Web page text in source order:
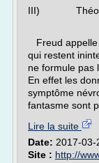
III) Théorie
Freud appelle
qui restent
ne formule pas
En effet les
symptôme
fantasme sont
Lire la suite
Date: 2017-03-
Site : http://